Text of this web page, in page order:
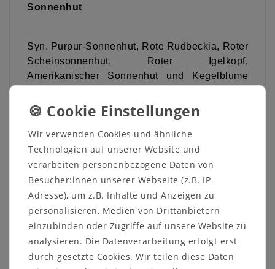
Sonnenhut
Syn. Purpur-Sonnenhut, Rote Rudbeckia, Roter
Scheinsonnenhut, Roter Igelkopf,
Amerikanischer Sonnenhut und Kegelblume
Lat.:
Echinacea purpurea früher
Rudbeckia purpurea
Familie: Korbblütler (Asteraceae)
Heimat: Nordamerika
Bereits die Indianer Nordamerikas erkannten
die Heilwirkung dieser Pflanze und nutzten sie
hauptsächlich zur Wundbehandlung. Heute ist
sie auf der ganzen Welt als Heilpflanze zur
Wir verwenden Cookies und ähnliche
Technologien auf unserer Website und
verarbeiten personenbezogene Daten von
Besucher:innen unserer Webseite (z.B. IP-
Adresse), um z.B. Inhalte und Anzeigen zu
personalisieren, Medien von Drittanbietern
einzubinden oder Zugriffe auf unsere Website zu
analysieren. Die Datenverarbeitung erfolgt erst
durch gesetzte Cookies. Wir teilen diese Daten